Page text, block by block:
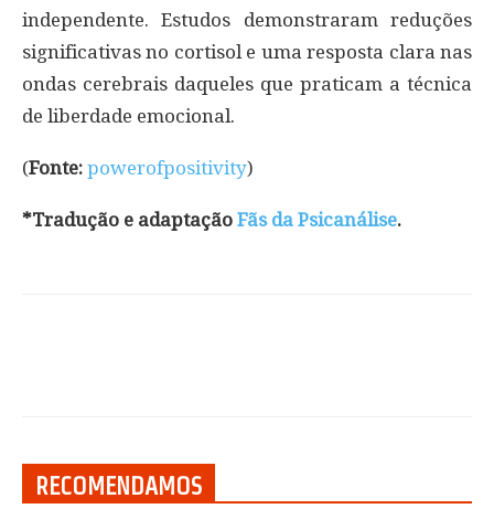
independente. Estudos demonstraram reduções
significativas no cortisol e uma resposta clara nas
ondas cerebrais daqueles que praticam a técnica
de liberdade emocional.
(Fonte: powerofpositivity)
*Tradução e adaptação Fãs da Psicanálise.
RECOMENDAMOS